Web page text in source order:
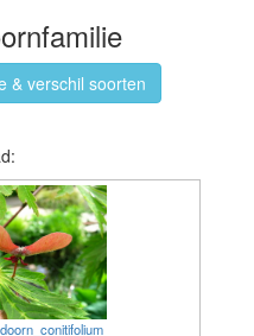
& verschil soorten